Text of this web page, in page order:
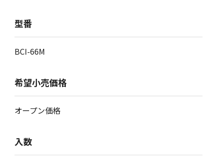
型番
BCI-66M
希望小売価格
オープン価格
入数